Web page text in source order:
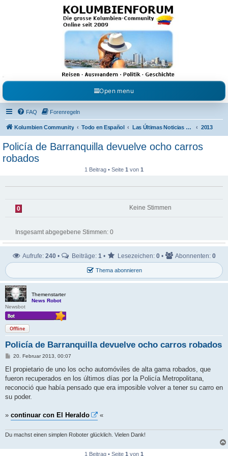
Kolumbienforum - Das
grosse Forum der
Freunde Kolumbiens
Reisen, Auswandern, Kultur, Politik, Geschichte und Visum in Kolumbien und Venezuela.
Austausch, Erfahrungen und Gemeinschaft im Kolumbienforum
Open menu
FAQ Forenregeln
Kolumbien Community Todo en Español Las Últimas Noticias en Español 2013
Policía de Barranquilla devuelve ocho carros
robados
1 Beitrag • Seite 1 von 1
0 Keine Stimmen
Insgesamt abgegebene Stimmen: 0
Thema abonnieren
Aufrufe: 240 • Beiträge: 1 • Lesezeichen: 0 • Abonnenten: 0
Themenstarter
News Robot
Newsbot
Offline
Policía de Barranquilla devuelve ocho carros robados
B
r
a
20. Februar 2013, 00:07
El propietario de uno los ocho automóviles de alta gama robados, que
fueron recuperados en los últimos días por la Policía Metropolitana,
reconoció que había pensado que era imposible volver a tener su carro en
su poder.
» continuar con El Heraldo «
Du machst einen simplen Roboter glücklich. Vielen Dank!
1 Beitrag • Seite 1 von 1